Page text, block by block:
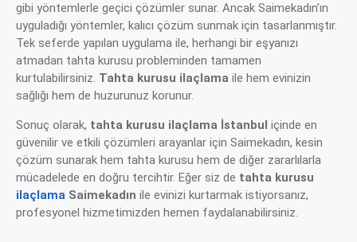
gibi yöntemlerle geçici çözümler sunar. Ancak Saimekadın’ın
uyguladığı yöntemler, kalıcı çözüm sunmak için tasarlanmıştır.
Tek seferde yapılan uygulama ile, herhangi bir eşyanızı
atmadan tahta kurusu probleminden tamamen
kurtulabilirsiniz. Tahta kurusu ilaçlama ile hem evinizin
sağlığı hem de huzurunuz korunur.
Sonuç olarak, tahta kurusu ilaçlama İstanbul içinde en
güvenilir ve etkili çözümleri arayanlar için Saimekadın, kesin
çözüm sunarak hem tahta kurusu hem de diğer zararlılarla
mücadelede en doğru tercihtir. Eğer siz de tahta kurusu
ilaçlama Saimekadın ile evinizi kurtarmak istiyorsanız,
profesyonel hizmetimizden hemen faydalanabilirsiniz.